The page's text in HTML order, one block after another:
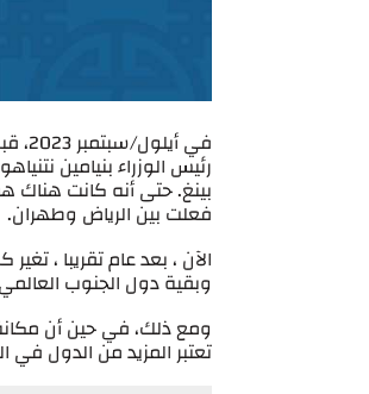
رئيس الوزراء بنيامين
بينغ. حتى أنه كانت هناك
فعلت بين الرياض وطهران.
الآن ، بعد عام تقريبا ،
وبقية دول الجنوب
تعتبر المزيد من الدول في